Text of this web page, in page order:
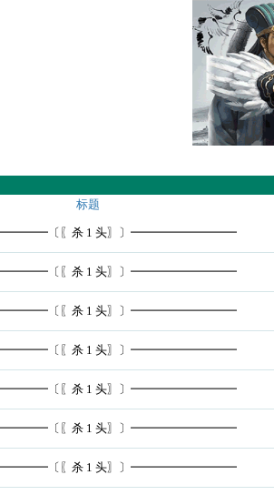
标题
〔〖杀 1 头〗〕━━━━━━━━━
〔〖杀 1 头〗〕━━━━━━━━━
〔〖杀 1 头〗〕━━━━━━━━━
〔〖杀 1 头〗〕━━━━━━━━━
〔〖杀 1 头〗〕━━━━━━━━━
〔〖杀 1 头〗〕━━━━━━━━━
〔〖杀 1 头〗〕━━━━━━━━━